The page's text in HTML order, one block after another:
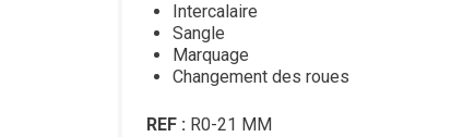
Intercalaire
Sangle
Marquage
Changement des roues
REF : R0-21 MM